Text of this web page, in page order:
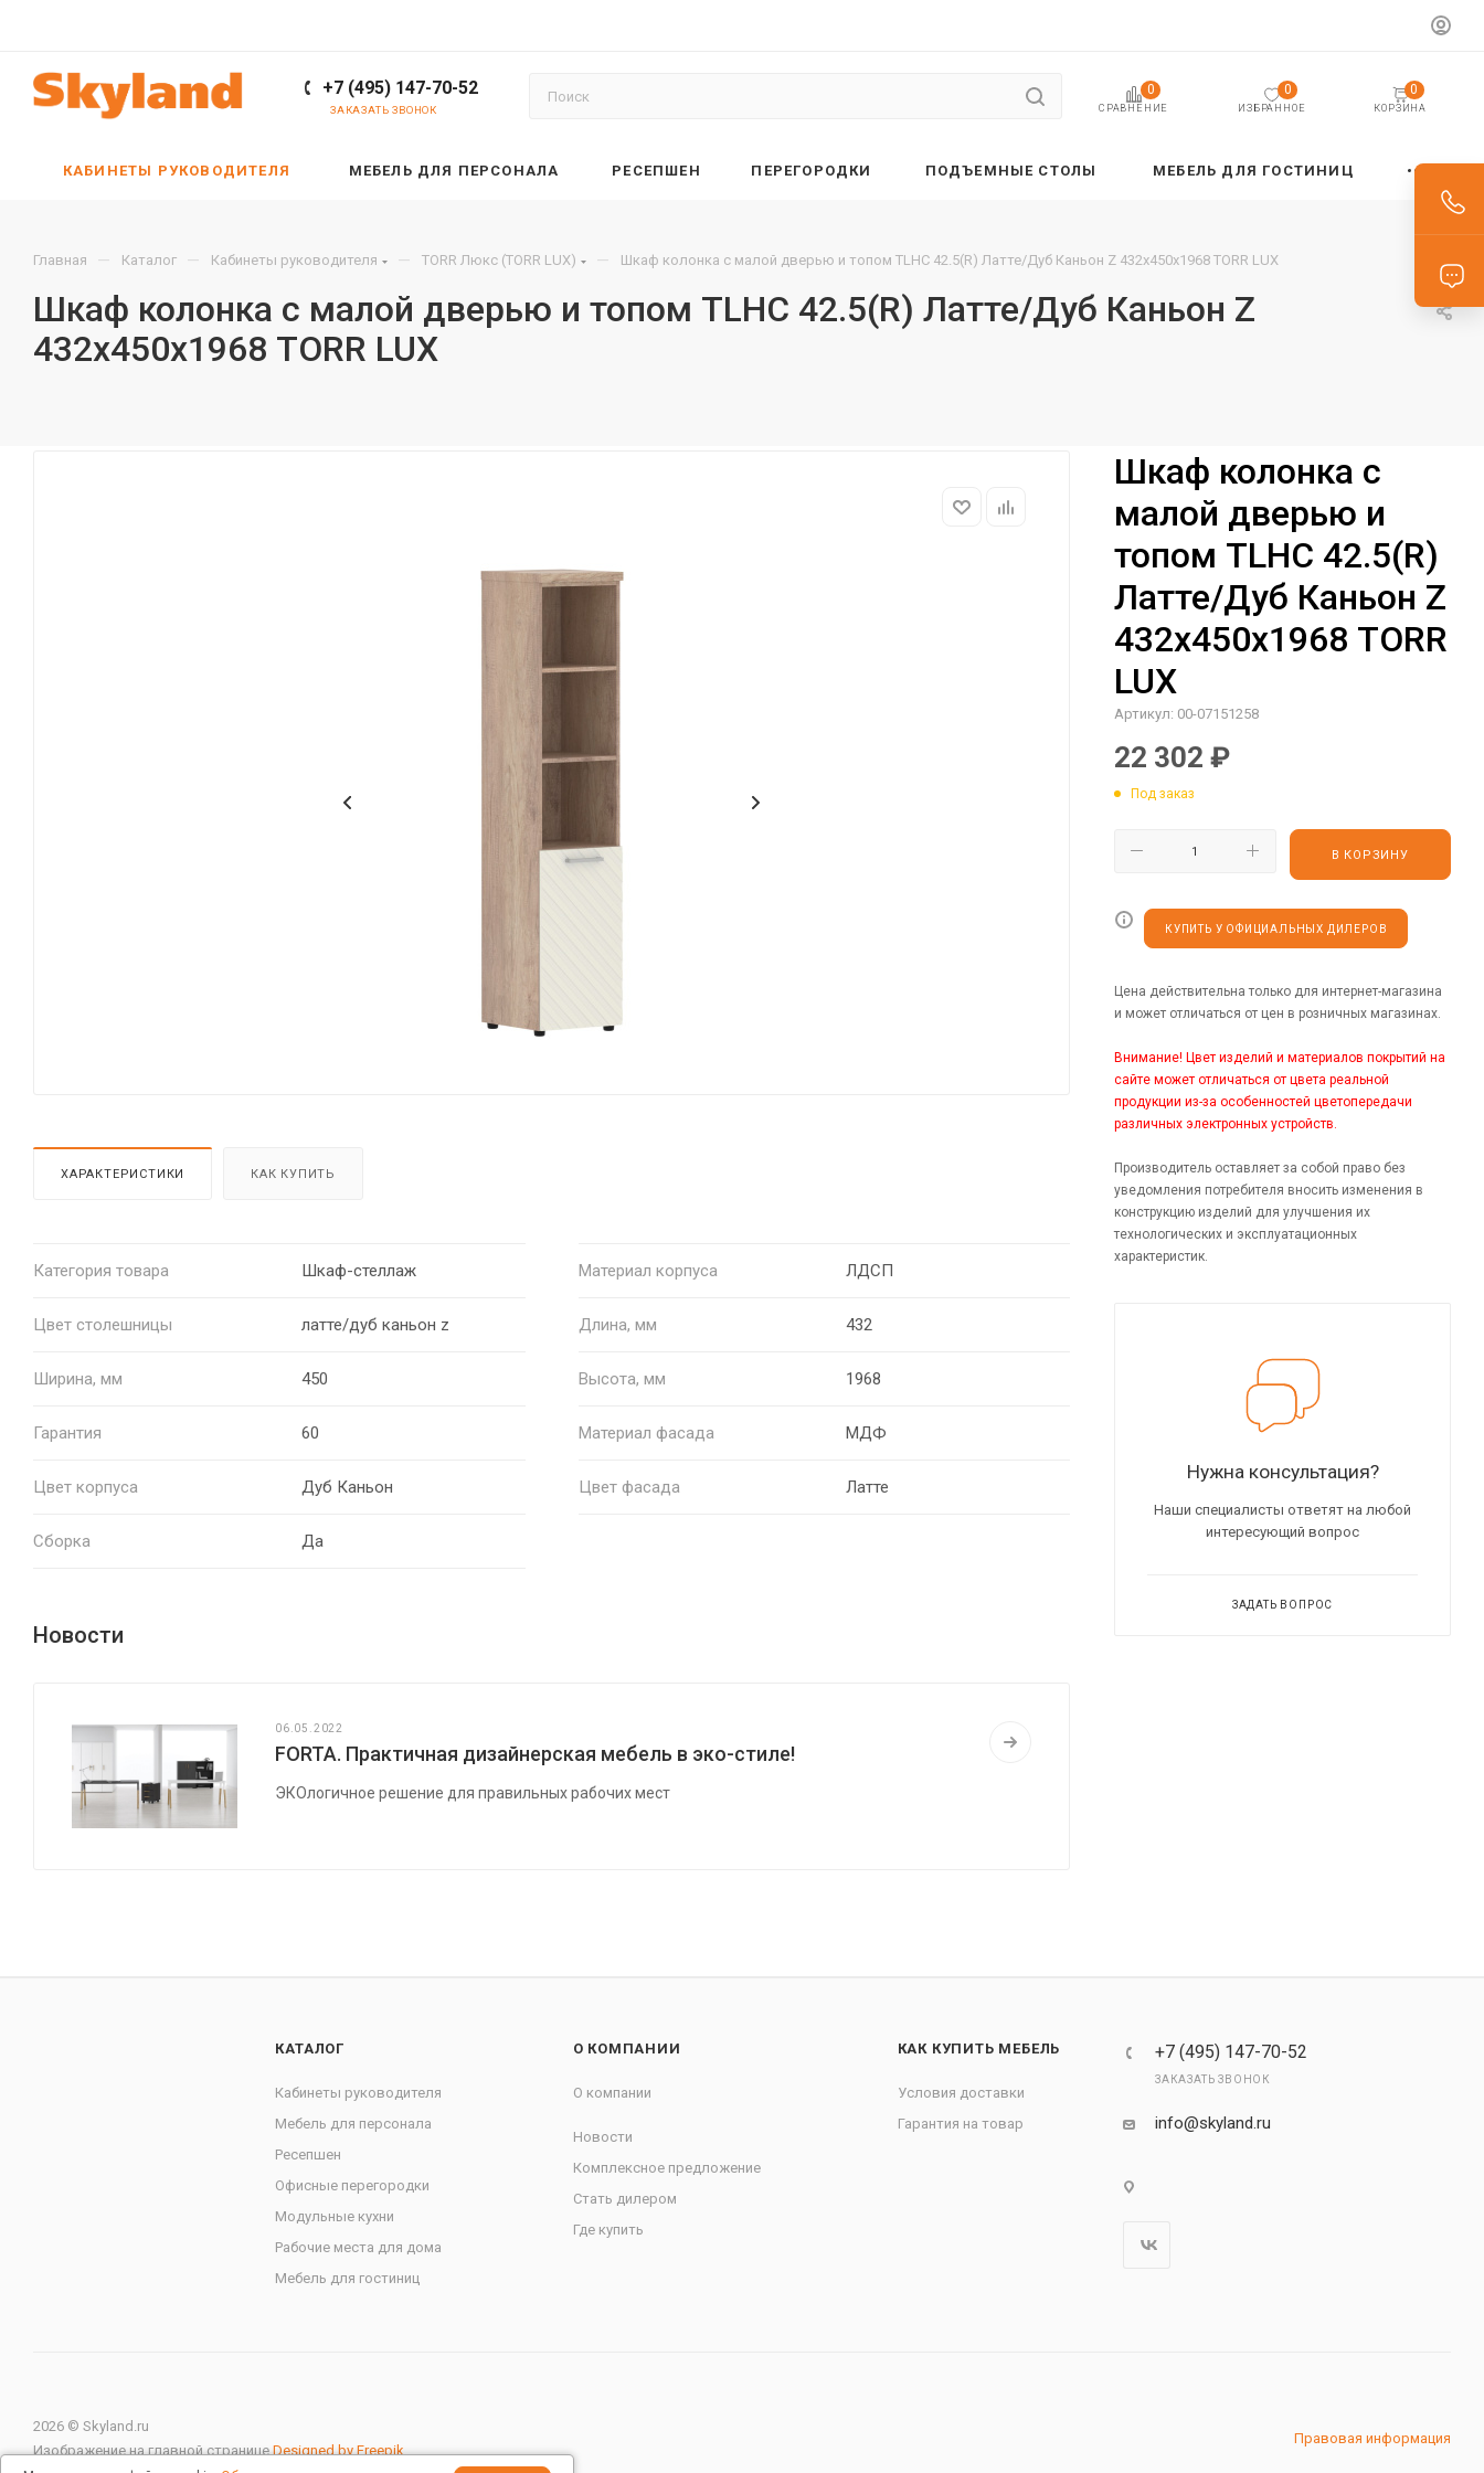
+7 (495) 147-70-52
ЗАКАЗАТЬ ЗВОНОК СРАВНЕНИЕ
0
ИЗБРАННОЕ
0
КОРЗИНА
0
КАБИНЕТЫ РУКОВОДИТЕЛЯ МЕБЕЛЬ ДЛЯ ПЕРСОНАЛА РЕСЕПШЕН ПЕРЕГОРОДКИ ПОДЪЕМНЫЕ СТОЛЫ МЕБЕЛЬ ДЛЯ ГОСТИНИЦ
Главная — Каталог — Кабинеты руководителя — TORR Люкс (TORR LUX) — Шкаф колонка с малой дверью и топом TLHC 42.5(R) Латте/Дуб Каньон Z 432х450х1968 TORR LUX
Шкаф колонка с малой дверью и топом TLHC 42.5(R) Латте/Дуб Каньон Z
432х450х1968 TORR LUX
ХАРАКТЕРИСТИКИ КАК КУПИТЬ
Категория товара Шкаф-стеллаж Материал корпуса ЛДСП
Цвет столешницы латте/дуб каньон z Длина, мм 432
Ширина, мм 450 Высота, мм 1968
Гарантия 60 Материал фасада МДФ
Цвет корпуса Дуб Каньон Цвет фасада Латте
Сборка Да
Новости
06.05.2022
FORTA. Практичная дизайнерская мебель в эко-стиле!
ЭКОлогичное решение для правильных рабочих мест
Шкаф колонка с
малой дверью и
топом TLHC 42.5(R)
Латте/Дуб Каньон Z
432х450х1968 TORR
LUX
Артикул: 00-07151258
22 302 ₽
Под заказ
В КОРЗИНУ
КУПИТЬ У ОФИЦИАЛЬНЫХ ДИЛЕРОВ
Цена действительна только для интернет-магазина
и может отличаться от цен в розничных магазинах.
Внимание! Цвет изделий и материалов покрытий на
сайте может отличаться от цвета реальной
продукции из-за особенностей цветопередачи
различных электронных устройств.
Производитель оставляет за собой право без
уведомления потребителя вносить изменения в
конструкцию изделий для улучшения их
технологических и эксплуатационных
характеристик.
Нужна консультация?
Наши специалисты ответят на любой
интересующий вопрос
ЗАДАТЬ ВОПРОС
КАТАЛОГ
Кабинеты руководителя
Мебель для персонала
Ресепшен
Офисные перегородки
Модульные кухни
Рабочие места для дома
Мебель для гостиниц
О КОМПАНИИ
О компании
Новости
Комплексное предложение
Стать дилером
Где купить
КАК КУПИТЬ МЕБЕЛЬ
Условия доставки
Гарантия на товар
+7 (495) 147-70-52
ЗАКАЗАТЬ ЗВОНОК
info@skyland.ru
2026 © Skyland.ru
Изображение на главной страницеDesigned by Freepik
Правовая информация